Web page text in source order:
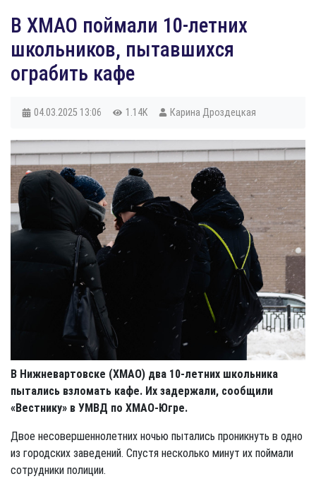
В ХМАО поймали 10-летних
школьников, пытавшихся
ограбить кафе
04.03.2025 13:06 1.14K Карина Дроздецкая
В Нижневартовске (ХМАО) два 10-летних школьника
пытались взломать кафе. Их задержали, сообщили
«Вестнику» в УМВД по ХМАО-Югре.
Двое несовершеннолетних ночью пытались проникнуть в одно
из городских заведений. Спустя несколько минут их поймали
сотрудники полиции.